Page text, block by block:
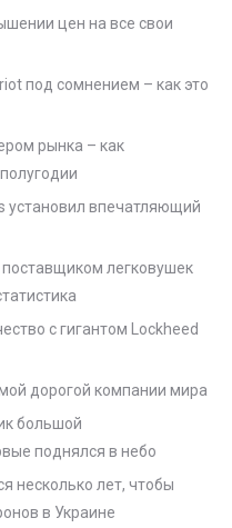
цен на все свои
под сомнением – как это
рынка – как
установил впечатляющий
легковушек
с гигантом Lockheed
дорогой компании мира
большой
поднялся в небо
несколько лет, чтобы
в Украине